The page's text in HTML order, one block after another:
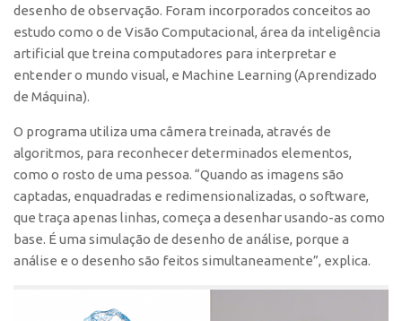
Comunicação
Agenda AUSPIN
Fala Inovação
Premiações
Edição 2025
Edição 2021
Edição 2019
Edição 2017
Propriedade Intelectual
desenho de observação. Foram incorporados conceitos ao
estudo como o de Visão Computacional, área da inteligência
artificial que treina computadores para interpretar e
entender o mundo visual, e Machine Learning (Aprendizado
de Máquina).
O programa utiliza uma câmera treinada, através de
algoritmos, para reconhecer determinados elementos,
como o rosto de uma pessoa. “Quando as imagens são
captadas, enquadradas e redimensionalizadas, o software,
que traça apenas linhas, começa a desenhar usando-as como
base. É uma simulação de desenho de análise, porque a
análise e o desenho são feitos simultaneamente”, explica.